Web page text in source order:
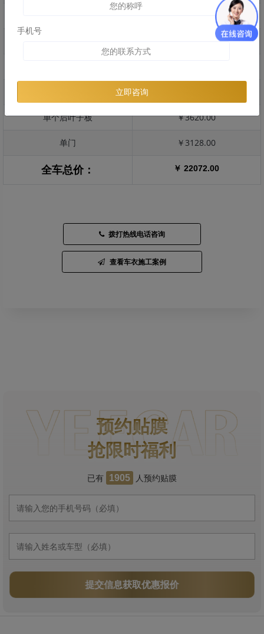
￥8955.00
￥3569.00
单个后叶子板 ￥3620.00
单门 ￥3128.00
全车总价： ￥ 22072.00
拨打热线电话咨询
查看车衣施工案例
预约贴膜
抢限时福利
已有 1905 人预约贴膜
提交信息获取优惠报价
手机号
立即咨询